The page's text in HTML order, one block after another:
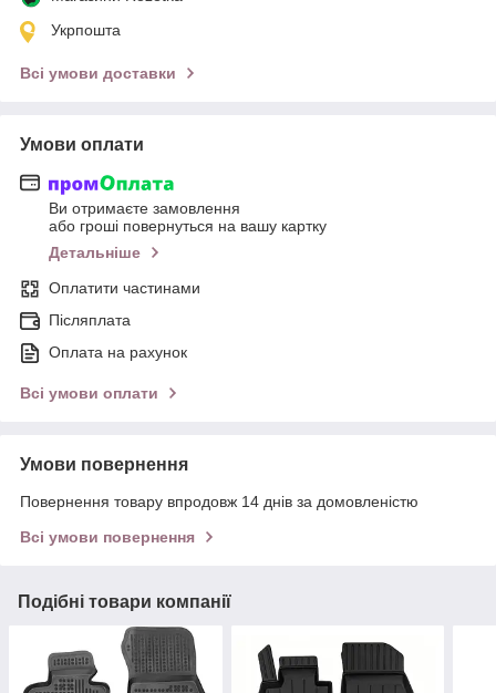
Укрпошта
Всі умови доставки
Умови оплати
Ви отримаєте замовлення
або гроші повернуться на вашу картку
Детальніше
Оплатити частинами
Післяплата
Оплата на рахунок
Всі умови оплати
Умови повернення
Повернення товару впродовж 14 днів за домовленістю
Всі умови повернення
Подібні товари компанії